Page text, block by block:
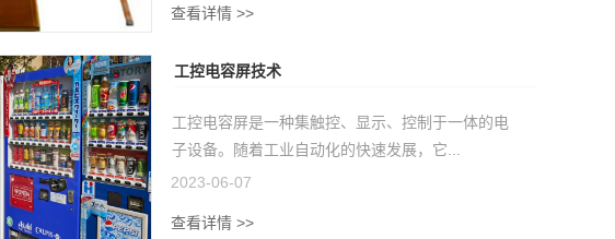
查看详情 >>
工控电容屏技术
工控电容屏是一种集触控、显示、控制于一体的电
子设备。随着工业自动化的快速发展，它...
2023-06-07
查看详情 >>